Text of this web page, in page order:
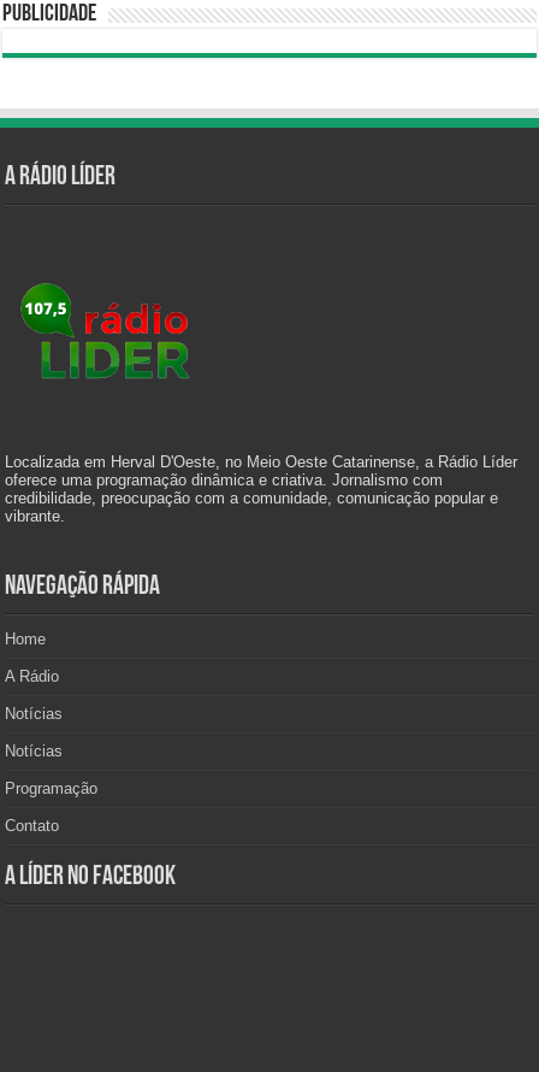
Publicidade
A Rádio Líder
Localizada em Herval D'Oeste, no Meio Oeste Catarinense, a Rádio Líder
oferece uma programação dinâmica e criativa. Jornalismo com
credibilidade, preocupação com a comunidade, comunicação popular e
vibrante.
Navegação Rápida
Home
A Rádio
Notícias
Notícias
Programação
Contato
A Líder no Facebook